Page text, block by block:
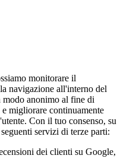
monitorare il
navigazione all'interno del
anonimo al fine di
migliorare continuamente
Con il tuo consenso, su
servizi di terze parti:
dei clienti su Google,